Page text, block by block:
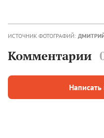
ИСТОЧНИК ФОТОГРАФИЙ:
Комментарии